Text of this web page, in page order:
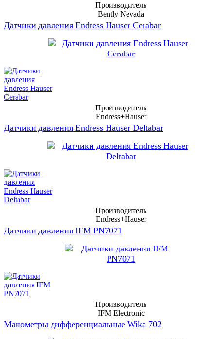
Производитель
Bently Nevada
Датчики давления Endress Hauser Cerabar
Производитель
Endress+Hauser
Датчики давления Endress Hauser Deltabar
Производитель
Endress+Hauser
Датчики давления IFM PN7071
Производитель
IFM Electronic
Манометры дифференциальные Wika 702